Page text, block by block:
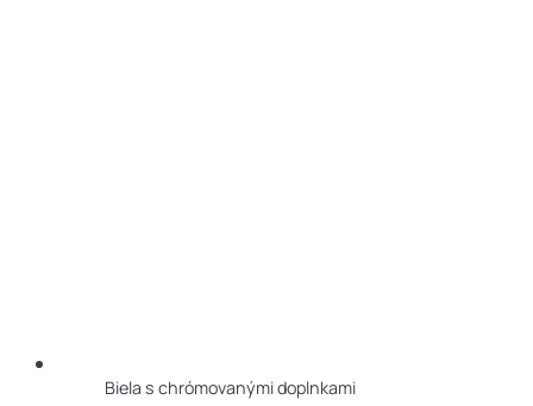
Biela s chrómovanými doplnkami